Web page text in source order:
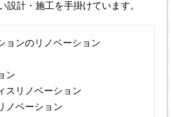
設計・施工を手掛けています。
ョンのリノベーション
ン
スリノベーション
ノベーション